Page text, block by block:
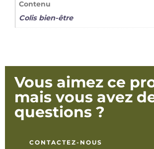
Contenu
Colis bien-être
Vous aimez ce
mais vous avez
questions ?
CONTACTEZ-NOUS